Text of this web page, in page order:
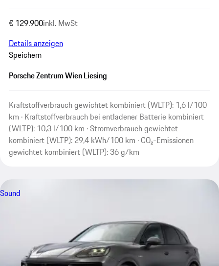
€ 129.900inkl. MwSt
Details anzeigen
Speichern
Porsche Zentrum Wien Liesing
Kraftstoffverbrauch gewichtet kombiniert (WLTP): 1,6 l/100
km · Kraftstoffverbrauch bei entladener Batterie kombiniert
(WLTP): 10,3 l/100 km · Stromverbrauch gewichtet
kombiniert (WLTP): 29,4 kWh/100 km · CO₂-Emissionen
gewichtet kombiniert (WLTP): 36 g/km
Sound